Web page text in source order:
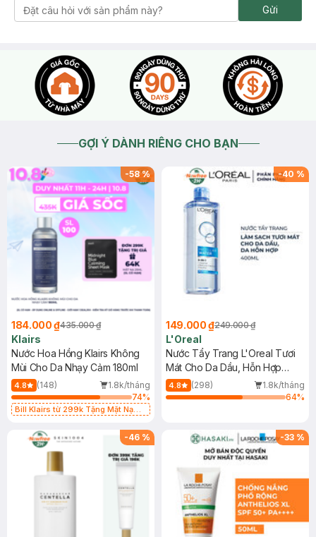
Gửi
GỢI Ý DÀNH RIÊNG CHO BẠN
-58%
184.000 ₫435.000 ₫
Klairs
Nước Hoa Hồng Klairs Không
Mùi Cho Da Nhạy Cảm 180ml
4.8 (148)
1.8k/tháng
74%
Bill Klairs từ 299k Tặng Mặt Nạ
25ml (SL Có Hạn)
-40 %
149.000 ₫249.000 ₫
L'Oreal
Nước Tẩy Trang L'Oreal Tươi
Mát Cho Da Dầu, Hỗn Hợp
400ml
4.8 (298)
1.8k/tháng
64%
-46 % -33 %